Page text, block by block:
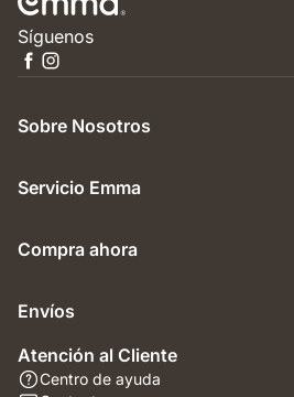
Síguenos
Sobre Nosotros
Servicio Emma
Compra ahora
Envíos
Atención al Cliente
Centro de ayuda